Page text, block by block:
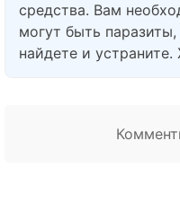
средства. Вам
могут быть
найдете и